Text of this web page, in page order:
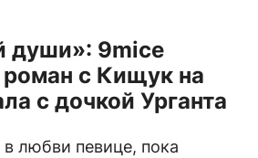
души»: 9mice
с Кищук на
с дочкой Урганта
в любви певице, пока